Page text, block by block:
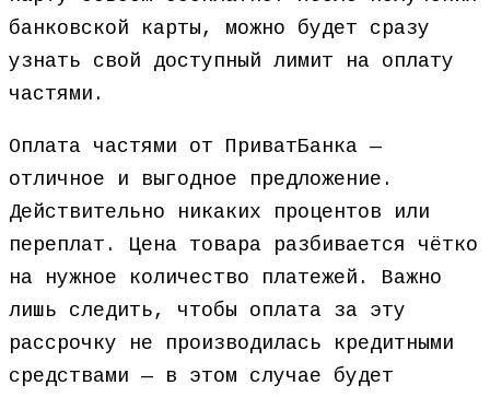
банковской карты, можно будет сразу
узнать свой доступный лимит на оплату
частями.
Оплата частями от ПриватБанка —
отличное и выгодное предложение.
Действительно никаких процентов или
переплат. Цена товара разбивается чётко
на нужное количество платежей. Важно
лишь следить, чтобы оплата за эту
рассрочку не производилась кредитными
средствами — в этом случае будет